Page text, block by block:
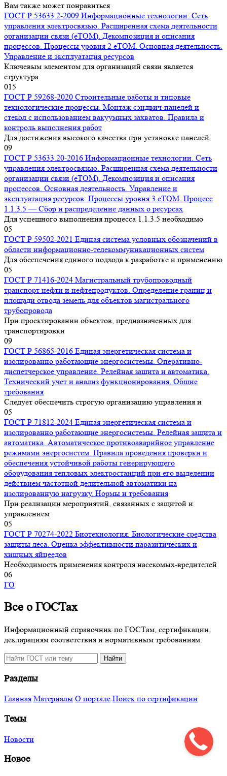
Вам также может понравиться
ГОСТ Р 53633.2-2009 Информационные технологии. Сеть
управления электросвязью. Расширенная схема деятельности
организации связи (eТОМ). Декомпозиция и описания
процессов. Процессы уровня 2 eTOM. Основная деятельность.
Управление и эксплуатация ресурсов
Ключевым элементом для организаций связи является
структура
015
ГОСТ Р 59268-2020 Строительные работы и типовые
технологические процессы. Монтаж сэндвич-панелей и
стекол с использованием вакуумных захватов. Правила и
контроль выполнения работ
Для достижения высокого качества при установке панелей
09
ГОСТ Р 53633.20-2016 Информационные технологии. Сеть
управления электросвязью. Расширенная схема деятельности
организации связи (eTOM). Декомпозиция и описания
процессов. Основная деятельность. Управление и
эксплуатация ресурсов. Процессы уровня 3 eTOM. Процесс
1.1.3.5 — Сбор и распределение данных о ресурсах
Для успешного выполнения процесса 1.1.3.5 необходимо
05
ГОСТ Р 59502-2021 Единая система условных обозначений в
области информационно-телекоммуникационных систем
Для обеспечения единого подхода к разработке и применению
05
ГОСТ Р 71416-2024 Магистральный трубопроводный
транспорт нефти и нефтепродуктов. Определение границ и
площади отвода земель для объектов магистрального
трубопровода
При проектировании объектов, предназначенных для
транспортировки
09
ГОСТ Р 56865-2016 Единая энергетическая система и
изолированно работающие энергосистемы. Оперативно-
диспетчерское управление. Релейная защита и автоматика.
Технический учет и анализ функционирования. Общие
требования
Следует обеспечить строгую организацию управления и
05
ГОСТ Р 71812-2024 Единая энергетическая система и
изолированно работающие энергосистемы. Релейная защита и
автоматика. Автоматическое противоаварийное управление
режимами энергосистем. Правила проведения проверки и
обеспечения устойчивой работы генерирующего
оборудования тепловых электростанций при его выделении
действием частотной делительной автоматики на
изолированную нагрузку. Нормы и требования
При реализации мероприятий, связанных с защитой и
управлением
05
ГОСТ Р 70274-2022 Биотехнология. Биологические средства
защиты леса. Оценка эффективности паразитических и
хищных яйцеедов
Необходимость применения контроля насекомых-вредителей
06
ГО
Все о ГОСТах
Информационный справочник по ГОСТам, сертификации,
декларациям соответствия и нормативным требованиям.
Поиск
сайту
Найти
Разделы
Главная Материалы О портале Поиск по сертификации
Темы
Новости
Новое